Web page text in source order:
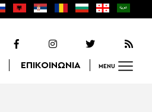
ΕΠΙΚΟΙΝΩΝΙΑ MENU